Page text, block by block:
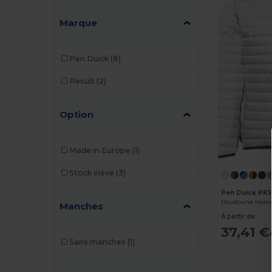
Marque
Pen Duick (8)
Result (2)
Option
Made in Europe (1)
Stock élévé (3)
Manches
Sans manches (1)
Pen Duick
Doudoune
À partir de:
37,41 €